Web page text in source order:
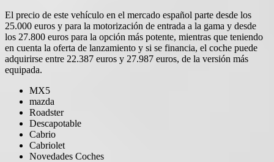
El precio de este vehículo en el mercado español parte desde los
25.000 euros y para la motorización de entrada a la gama y desde
los 27.800 euros para la opción más potente, mientras que teniendo
en cuenta la oferta de lanzamiento y si se financia, el coche puede
adquirirse entre 22.387 euros y 27.987 euros, de la versión más
equipada.
MX5
mazda
Roadster
Descapotable
Cabrio
Cabriolet
Novedades Coches